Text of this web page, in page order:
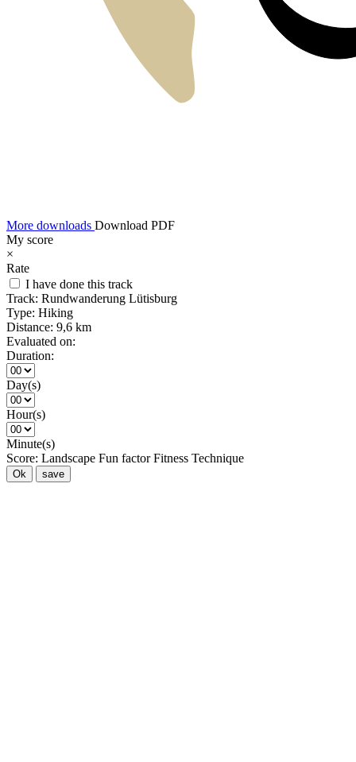
More downloads Download PDF
My score
×
Rate
I have done this track
Track: Rundwanderung Lütisburg
Type: Hiking
Distance: 9,6 km
Evaluated on:
Duration:
Day(s)
Hour(s)
Minute(s)
Score: Landscape Fun factor Fitness Technique
Ok save